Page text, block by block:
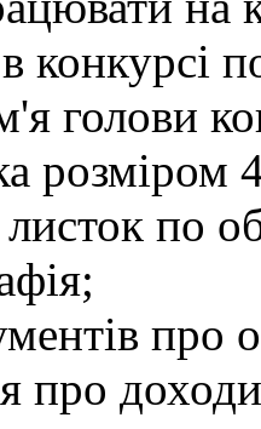
конкурсі
голови
розміром
по
про
про